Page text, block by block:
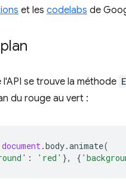
et les codelabs de
se trouve la méthode
du rouge au vert :
document.body.animate(
: 'red' }, {